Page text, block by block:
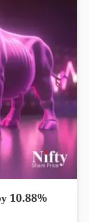
10.88%